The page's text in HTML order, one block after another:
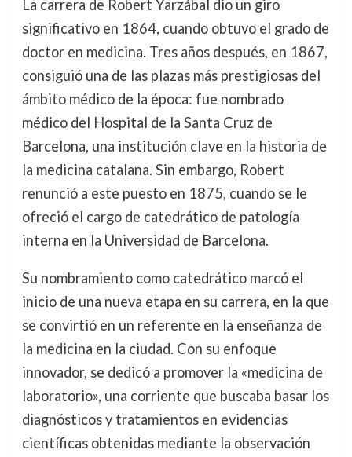
La carrera de Robert Yarzábal dio un giro
significativo en 1864, cuando obtuvo el grado de
doctor en medicina. Tres años después, en 1867,
consiguió una de las plazas más prestigiosas del
ámbito médico de la época: fue nombrado
médico del Hospital de la Santa Cruz de
Barcelona, una institución clave en la historia de
la medicina catalana. Sin embargo, Robert
renunció a este puesto en 1875, cuando se le
ofreció el cargo de catedrático de patología
interna en la Universidad de Barcelona.
Su nombramiento como catedrático marcó el
inicio de una nueva etapa en su carrera, en la que
se convirtió en un referente en la enseñanza de
la medicina en la ciudad. Con su enfoque
innovador, se dedicó a promover la «medicina de
laboratorio», una corriente que buscaba basar los
diagnósticos y tratamientos en evidencias
científicas obtenidas mediante la observación